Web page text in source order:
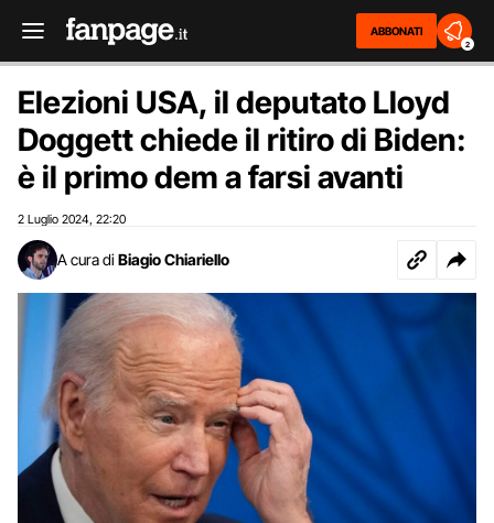
ABBONATI
2
Elezioni USA, il deputato Lloyd
Doggett chiede il ritiro di Biden:
è il primo dem a farsi avanti
2 Luglio 2024 22:20
A cura di Biagio Chiariello